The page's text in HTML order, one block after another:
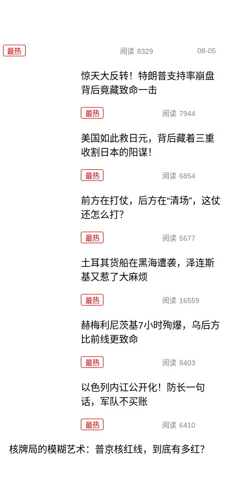
最热 阅读 8329 08-05
惊天大反转！特朗普支持率崩盘
背后竟藏致命一击
最热 阅读 7944
美国如此救日元，背后藏着三重
收割日本的阳谋！
最热 阅读 6854
前方在打仗，后方在“清场”，这仗
还怎么打？
最热 阅读 5677
土耳其货船在黑海遭袭，泽连斯
基又惹了大麻烦
最热 阅读 16559
赫梅利尼茨基7小时殉爆，乌后方
比前线更致命
最热 阅读 8403
以色列内讧公开化！防长一句
话，军队不买账
最热 阅读 6410
核牌局的模糊艺术：普京核红线，到底有多红？